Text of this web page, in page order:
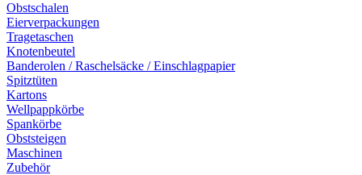
Obstschalen
Eierverpackungen
Tragetaschen
Knotenbeutel
Banderolen / Raschelsäcke / Einschlagpapier
Spitztüten
Kartons
Wellpappkörbe
Spankörbe
Obststeigen
Maschinen
Zubehör